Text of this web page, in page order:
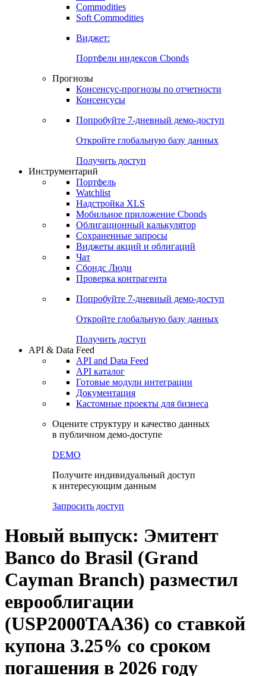
Commodities
Золото
Бензин
Soft Commodities
Виджет:
Портфели индексов Cbonds
Прогнозы
Консенсусы
Попробуйте7-дневный
Откройте глобальную базу данных
Получить доступ
Инструментарий
Портфель
Watchlist
Надстройка XLS
Мобильное приложение Cbonds
Облигационный калькулятор
Сохраненные запросы
Чат
Проверка контрагента
Попробуйте7-дневный
Откройте глобальную базу данных
Получить доступ
API & Data Feed
API and Data Feed
Готовые модули интеграции
Документация
в публичном демо-доступе
к интересующим данным
Запросить доступ
Новый выпуск: Эмитент
Banco do Brasil (Grand
Cayman Branch) разместил
еврооблигации
(USP2000TAA36) со ставкой